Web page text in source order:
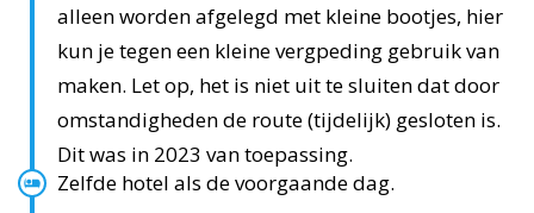
alleen worden afgelegd met kleine bootjes, hier
kun je tegen een kleine vergpeding gebruik van
maken. Let op, het is niet uit te sluiten dat door
omstandigheden de route (tijdelijk) gesloten is.
Dit was in 2023 van toepassing.
Zelfde hotel als de voorgaande dag.